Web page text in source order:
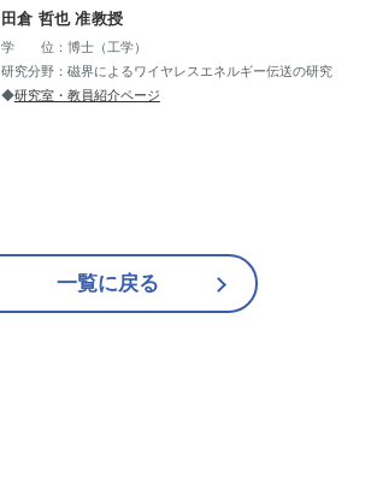
田倉 哲也 准教授
学 位：博士（工学）
研究分野：磁界によるワイヤレスエネルギー伝送の研究
◆研究室・教員紹介ページ
一覧に戻る